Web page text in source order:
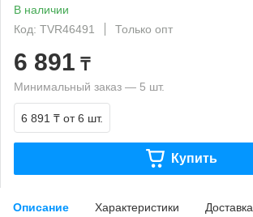
В наличии
Код: TVR46491
Только опт
6 891 ₸
Минимальный заказ — 5 шт.
6 891 ₸ от 6 шт.
Купить
Описание Характеристики Доставка